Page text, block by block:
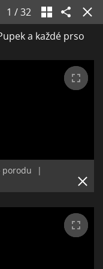
1 /32
a každé prso
porodu
|